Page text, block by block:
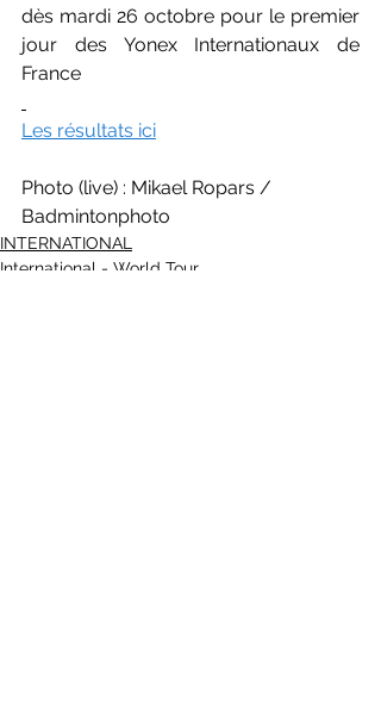
dès mardi 26 octobre pour le premier
jour des Yonex Internationaux de
France
Les résultats ici
Photo (live) : Mikael Ropars /
Badmintonphoto
INTERNATIONAL
International - World Tour